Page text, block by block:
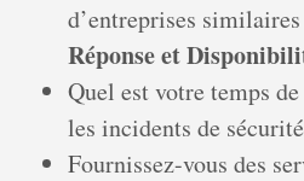
d’entreprises
Réponse et
Quel est votre temps
les incidents de
Fournissez-vous des